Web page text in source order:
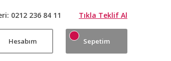
0212 236 84 11 Tıkla Teklif Al
Hesabım Sepetim